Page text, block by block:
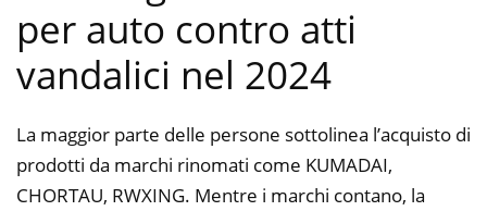
per auto contro atti
vandalici nel 2024
La maggior parte delle persone sottolinea l’acquisto di
prodotti da marchi rinomati come KUMADAI,
CHORTAU, RWXING. Mentre i marchi contano, la